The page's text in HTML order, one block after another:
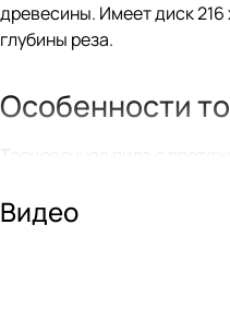
древесины. Имеет диск
глубины реза.
Особенности
Торцовочная пила с
Пила имеет прочную и
Видео